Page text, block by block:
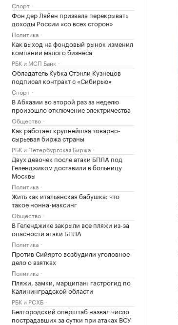
Спорт
Фон дер Ляйен призвала перекрывать
доходы России «со всех сторон»
Политика
Как выход на фондовый рынок изменил
компании малого бизнеса
РБК и МСП Банк
Обладатель Кубка Стэнли Кузнецов
подписал контракт с «Сибирью»
Спорт
В Абхазии во второй раз за неделю
произошло отключение электричества
Общество
Как работает крупнейшая товарно-
сырьевая биржа страны
РБК и Петербургская Биржа
Двух девочек после атаки БПЛА под
Геленджиком доставили в больницу
Москвы
Политика
Жить как итальянская бабушка: что
такое нонна-максинг
Общество
В Геленджике закрыли все пляжи из-за
опасности атаки БПЛА
Политика
Против Сийярто возбудили уголовное
дело о взятках
Политика
Пляжи, замки, марципан: гастрогид по
Калининградской области
РБК и РСХБ
Белгородский оперштаб назвал число
пострадавших за сутки при атаках ВСУ